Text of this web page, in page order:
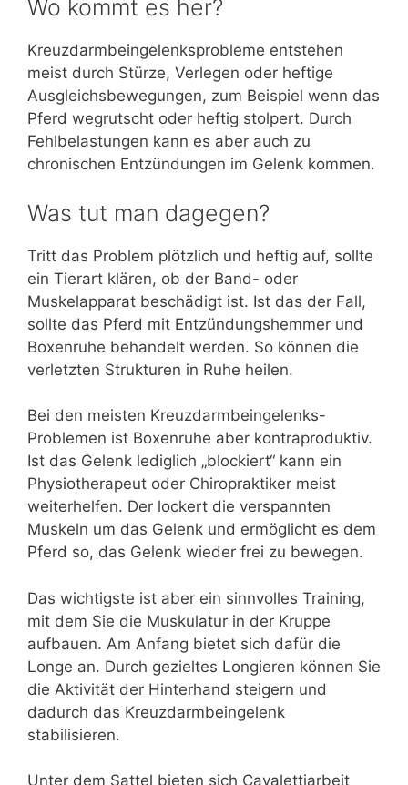
Wo kommt es her?
Kreuzdarmbeingelenksprobleme entstehen
meist durch Stürze, Verlegen oder heftige
Ausgleichsbewegungen, zum Beispiel wenn das
Pferd wegrutscht oder heftig stolpert. Durch
Fehlbelastungen kann es aber auch zu
chronischen Entzündungen im Gelenk kommen.
Was tut man dagegen?
Tritt das Problem plötzlich und heftig auf, sollte
ein Tierart klären, ob der Band- oder
Muskelapparat beschädigt ist. Ist das der Fall,
sollte das Pferd mit Entzündungshemmer und
Boxenruhe behandelt werden. So können die
verletzten Strukturen in Ruhe heilen.
Bei den meisten Kreuzdarmbeingelenks-
Problemen ist Boxenruhe aber kontraproduktiv.
Ist das Gelenk lediglich „blockiert“ kann ein
Physiotherapeut oder Chiropraktiker meist
weiterhelfen. Der lockert die verspannten
Muskeln um das Gelenk und ermöglicht es dem
Pferd so, das Gelenk wieder frei zu bewegen.
Das wichtigste ist aber ein sinnvolles Training,
mit dem Sie die Muskulatur in der Kruppe
aufbauen. Am Anfang bietet sich dafür die
Longe an. Durch gezieltes Longieren können Sie
die Aktivität der Hinterhand steigern und
dadurch das Kreuzdarmbeingelenk
stabilisieren.
Unter dem Sattel bieten sich Cavalettiarbeit